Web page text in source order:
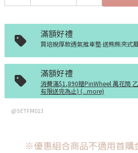
滿額好禮
買培婗厚款透氣推車墊 送熊熊夾式
滿額好禮
消費滿$1,890贈PinWheel 萬花筒
有限送完為止) (...more)
@SETFM013
※優惠組合商品不適用首購